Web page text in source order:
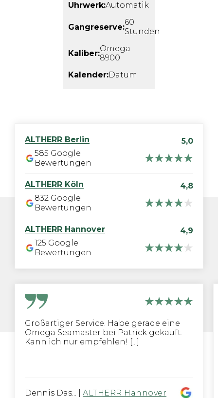
Uhrwerk:Automatik
Gangreserve:60
Stunden
Kaliber:Omega
8900
Kalender:Datum
ALTHERR Berlin
5,0
585 Google
Bewertungen
ALTHERR Köln
4,8
832 Google
Bewertungen
ALTHERR Hannover
4,9
125 Google
Bewertungen
Großartiger Service. Habe gerade eine
Omega Seamaster bei Patrick gekauft.
Kann ich nur empfehlen! [...]
Dennis Das... ALTHERR Hannover